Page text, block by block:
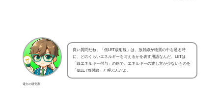
電力の研究家
良い質問だね。「低LET放射線」は、放射線が物質の中を通る時
に、どのくらいエネルギーを与えるかを表す用語なんだ。LETは
「線エネルギー付与」の略で、エネルギーの渡し方が少ないものを
「低LET放射線」と呼ぶんだよ。